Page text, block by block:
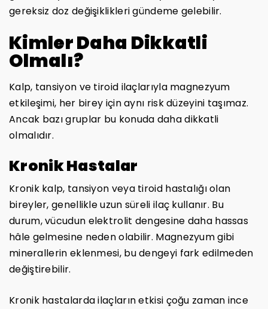
gereksiz doz değişiklikleri gündeme gelebilir.
Kimler Daha Dikkatli
Olmalı?
Kalp, tansiyon ve tiroid ilaçlarıyla magnezyum
etkileşimi, her birey için aynı risk düzeyini taşımaz.
Ancak bazı gruplar bu konuda daha dikkatli
olmalıdır.
Kronik Hastalar
Kronik kalp, tansiyon veya tiroid hastalığı olan
bireyler, genellikle uzun süreli ilaç kullanır. Bu
durum, vücudun elektrolit dengesine daha hassas
hâle gelmesine neden olabilir. Magnezyum gibi
minerallerin eklenmesi, bu dengeyi fark edilmeden
değiştirebilir.
Kronik hastalarda ilaçların etkisi çoğu zaman ince